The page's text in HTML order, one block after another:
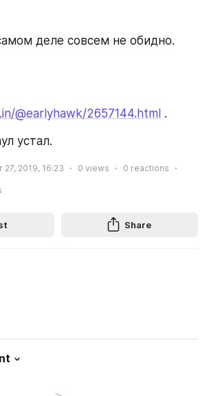
деле совсем не обидно.
@earlyhawk/2657144.html .
устал.
27, 2019, 16:23 0 views 0 reactions
Share